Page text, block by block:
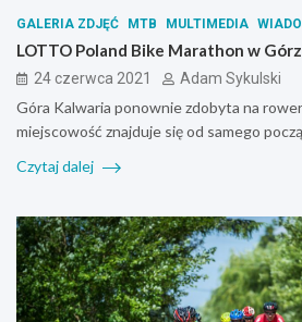
GALERIA ZDJĘĆ MTB MULTIMEDIA
LOTTO Poland Bike Marathon w
24 czerwca 2021 Adam Sykulski
Góra Kalwaria ponownie zdobyta na
miejscowość znajduje się od samego
Czytaj dalej